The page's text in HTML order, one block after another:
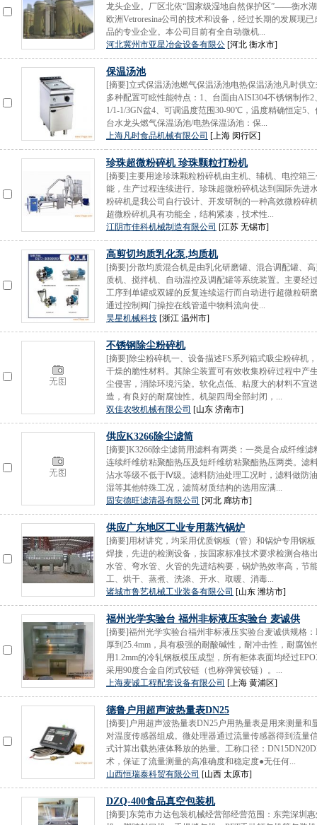
龙头企业。厂区北依“国家级湿地自然保护区”——衡水
欧洲Vetroresina公司的技术和设备，经过长期的发展现
品的专业企业。本公司目前有全自动微机...
河北冀州市亚星冶金设备有限公 [河北 衡水市]
保温汤池
[摘要]立式保温汤池燃气保温汤池电热保温汤池凡时供
多种配置可眩性能特点：1、台面由AISI304不锈钢制作
1/1-1/3GN盆4、可调温度范围30-90℃，温度精确恒定5
台水龙头燃气保温汤池/电热保温汤池：保...
上海凡时食品机械有限公司 [上海 闵行区]
珍珠超微粉碎机 珍珠颗粒打粉机
[摘要]主要用途珍珠颗粒粉碎机由主机、辅机、电控箱
能，生产过程连续进行。珍珠超微粉碎机达到国际先进
粉碎机是我公司自行设计、开发研制的一种高效微粉碎
超微粉碎机具有功能全，结构紧凑，技术性...
江阴市佳科机械制造有限公司 [江苏 无锡市]
高剪切均质乳化泵,均质机
[摘要]分散均质混合机是由乳化研磨罐、混合调配罐、
质机、搅拌机、自动温控及调配罐等系统装置。主要经
工序到单罐或双罐的反复连续运行而自动进行超微粒研
通过控制阀门操控在线管道中物料流向使...
昊星机械科技 [浙江 温州市]
不锈钢除尘粉碎机
[摘要]除尘粉碎机一、设备描述FS系列箱式吸尘粉碎机
干燥的脆性材料。其除尘装置可有效收集粉碎过程中产
尘侵害，消除环境污染。软化点低、粘度大的材料不宜
造，有良好的耐腐蚀性。机架四周全部封闭，...
双佳农牧机械有限公司 [山东 济南市]
供应K3266除尘滤筒
[摘要]K3266除尘滤筒用滤料有两类：一类是合成纤维
连续纤维纺粘聚酯热压及短纤维纺粘聚酯热压两类。滤
沾水等级不低于Ⅳ级。滤料防油处理工况时，滤料做防
湿等其他特殊工况，滤筒材质结构的选用应满...
固安德旺滤清器有限公司 [河北 廊坊市]
供应广东地区工业专用蒸汽锅炉
[摘要]用材讲究，均采用优质钢板（管）和锅炉专用钢
焊接，先进的检测设备，按国家标准技术要求检测合格
水管、弯水管、火管的先进结构要，锅炉热效率高，节
工、烘干、蒸煮、洗涤、开水、取暖、消毒...
诸城市鲁艺机械工业装备有限公司 [山东 潍坊市]
福州光学实验台 福州非标液压实验台 麦诚供
[摘要]福州光学实验台福州非标液压实验台麦诚供规格
厚到25.4mm，具有极强的耐酸碱性，耐冲击性，耐腐
用1.2mm的冷轧钢板模压成型，所有柜体表面均经过
采用90度合金自闭式铰链（也称弹簧铰链）。...
上海麦诚工程配套设备有限公司 [上海 黄浦区]
德鲁户用超声波热量表DN25
[摘要]户用超声波热量表DN25户用热量表是用来测量
对温度传感器组成。微处理器通过流量传感器得到流量
式计算出载热液体释放的热量。工称口径：
术，保证了流量测量的高准确度和稳定度●无任何...
山西恒瑞泰科贸有限公司 [山西 太原市]
DZQ-400食品真空包装机
[摘要]东莞市力达包装机械经营部经营范围：东莞深圳